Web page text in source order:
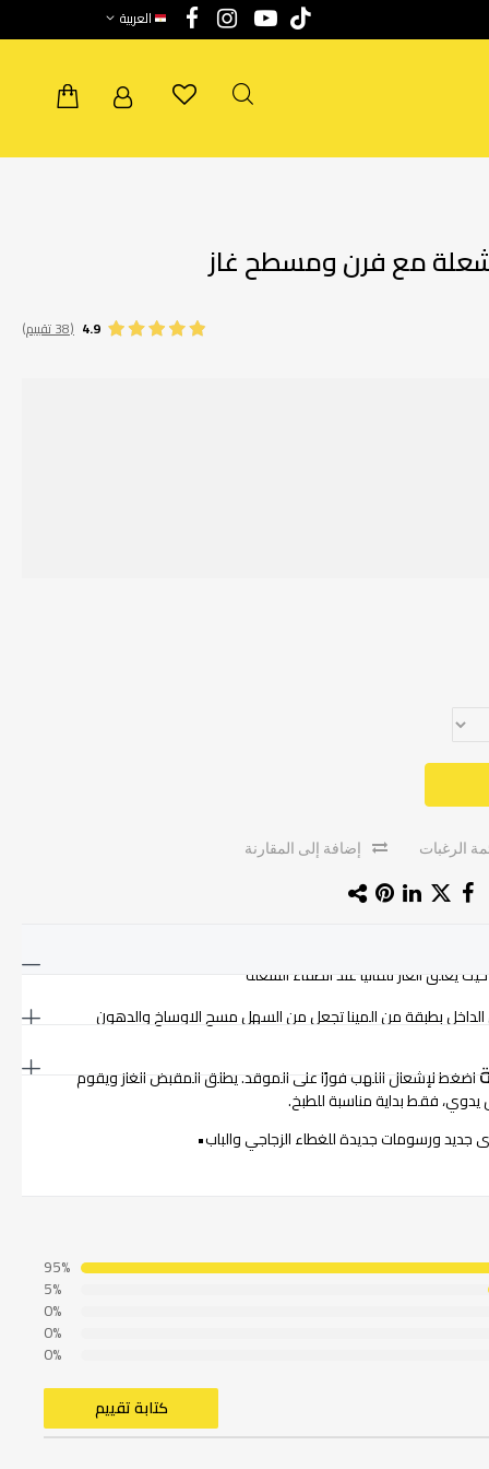
العربية
4.9 (38 تقييم)
الرغبات إضافة إلى المقارنة
يُغلق الغاز تلقائياً عند انطفاء الشعلة
بطبقة من المينا تجعل من السهل مسح الاوساخ والدهون
اضغط لإشعال اللهب فورًا على الموقد. يطلق المقبض الغاز ويقوم
فقط بداية مناسبة للطبخ.
ورسومات جديدة للغطاء الزجاجي والباب•
95%
5%
0%
0%
0%
كتابة تقييم